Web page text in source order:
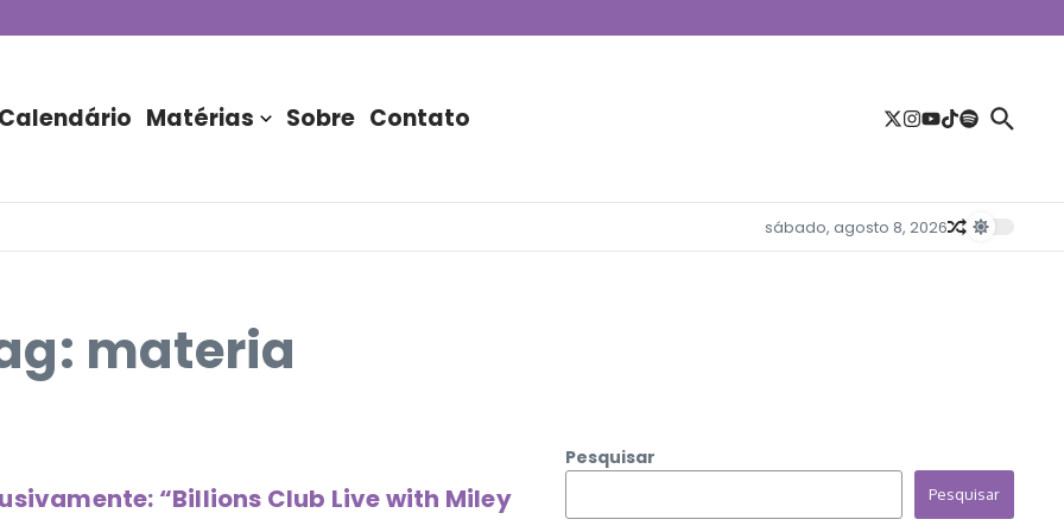
do Nubank Parque
Calendário Matérias Sobre Contato
sábado, agosto 8, 2026
materia
“Billions Club Live with Miley
Pesquisar
Pesquisar